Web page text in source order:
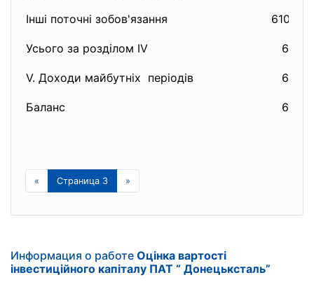
Інші поточні зобов'язання 610
Усього за розділом IV 620
V. Доходи майбутніх періодів 630
Баланс 640
« Страница 3 »
Информация о работе Оцінка вартості
інвестиційного капіталу ПАТ “ Донецьксталь”